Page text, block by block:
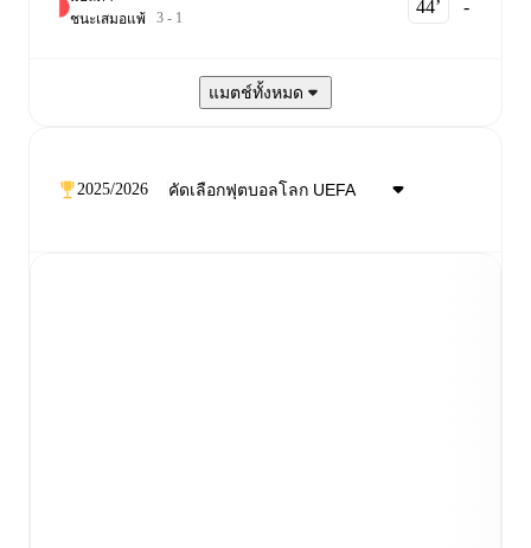
ชนะเสมอแพ้ 3 - 1
44‎’‎ -
แมตช์ทั้งหมด
2025/2026